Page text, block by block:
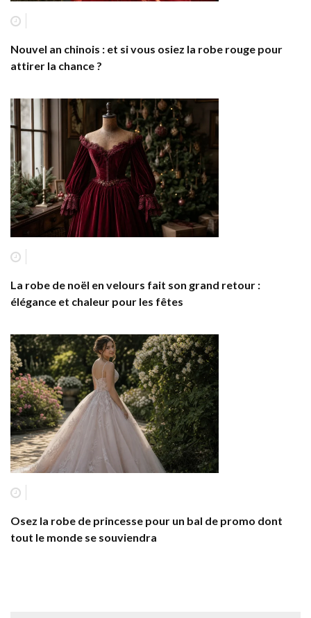
Nouvel an chinois : et si vous osiez la robe rouge pour
attirer la chance ?
La robe de noël en velours fait son grand retour :
élégance et chaleur pour les fêtes
Osez la robe de princesse pour un bal de promo dont
tout le monde se souviendra